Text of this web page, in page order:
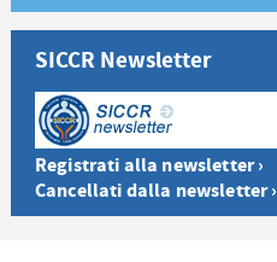
SICCR Newsletter
Registrati alla newsletter ›
Cancellati dalla newsletter ›